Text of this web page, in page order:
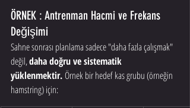
ÖRNEK : Antrenman Hacmi ve Frekans
Değişimi
Sahne sonrası planlama sadece "daha fazla çalışmak"
değil, daha doğru ve sistematik
yüklenmektir. Örnek bir hedef kas grubu (örneğin
hamstring) için: